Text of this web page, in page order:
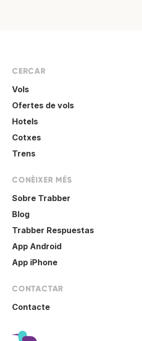
CERCAR
Vols
Ofertes de vols
Hotels
Cotxes
Trens
CONÈIXER MÉS
Sobre Trabber
Blog
Trabber Respuestas
App Android
App iPhone
CONTACTAR
Contacte